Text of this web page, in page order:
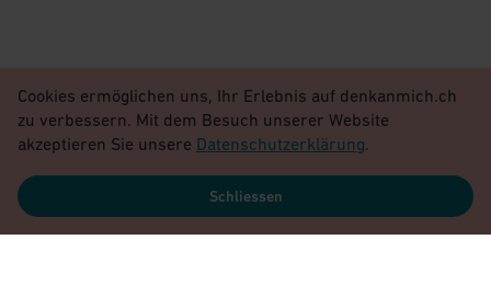
Cookies ermöglichen uns, Ihr Erlebnis auf denkanmich.ch
zu verbessern. Mit dem Besuch unserer Website
akzeptieren Sie unsere Datenschutzerklärung.
Schliessen